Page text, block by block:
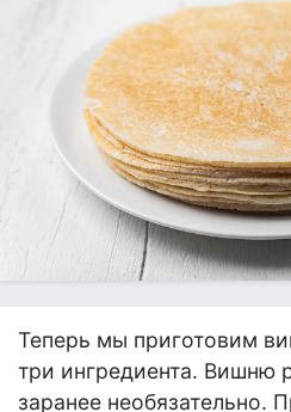
Теперь мы приготовим
три ингредиента. Вишню
заранее необязательно.